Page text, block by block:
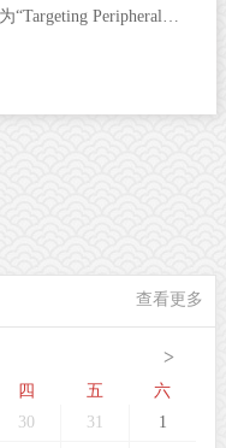
Peripheral
）”的研究论文。这项
之间的“神秘对话”，唤
癌的临床治疗提供了新
。然而，85%以上的
肿瘤”，其肿瘤微环境中
查看更多
>
四 五 六
30 31 1